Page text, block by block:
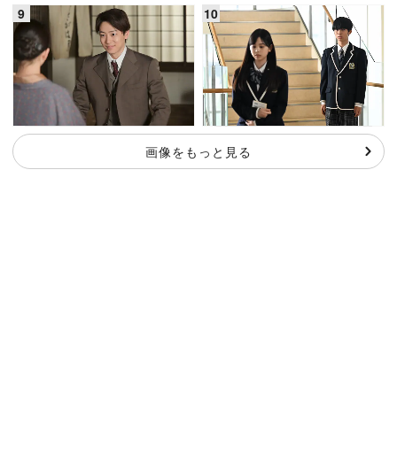
画像をもっと見る